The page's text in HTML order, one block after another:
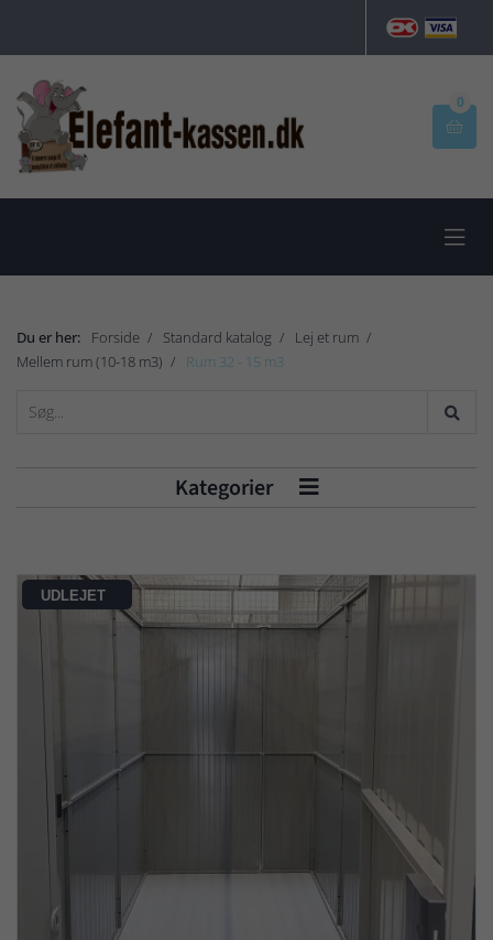

0

Du er her: Forside Standard katalog
Lej et rum
Mellem rum (10-18 m3)
Rum 32 - 15 m3
Kategorier 
UDLEJET